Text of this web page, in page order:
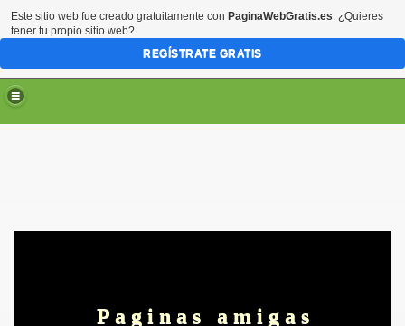
P a g i n a s a m i g a s
Este sitio web fue creado gratuitamente con PaginaWebGratis.es. ¿Quieres
tener tu propio sitio web?
REGÍSTRATE GRATIS